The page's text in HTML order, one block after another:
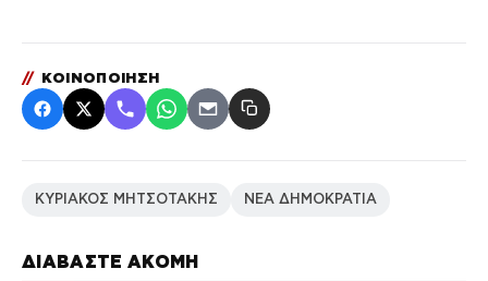
ΔΙΑΒΑΣΤΕ ΑΚΟΜΗ
// ΚΟΙΝΟΠΟΙΗΣΗ
ΚΥΡΙΑΚΟΣ ΜΗΤΣΟΤΑΚΗΣ ΝΕΑ ΔΗΜΟΚΡΑΤΙΑ